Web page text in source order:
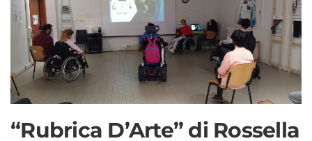
“Rubrica D’Arte” di Rossella